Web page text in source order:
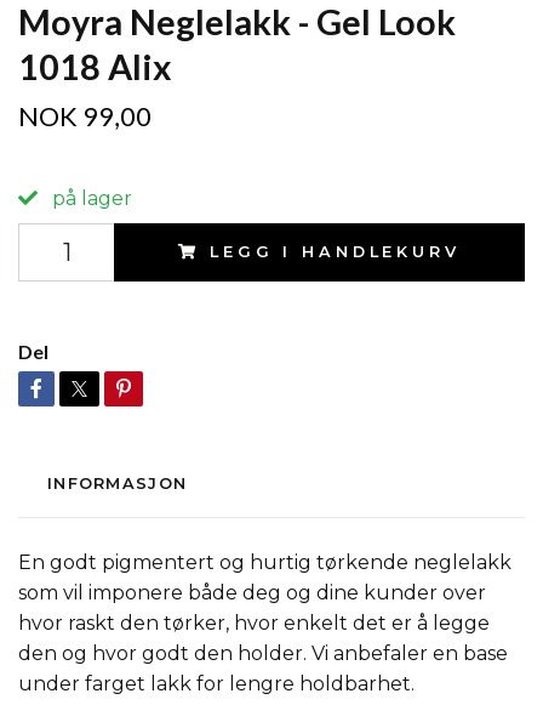
Moyra Neglelakk - Gel Look
1018 Alix
NOK 99,00
på lager
LEGG I HANDLEKURV
Del
INFORMASJON
En godt pigmentert og hurtig tørkende neglelakk
som vil imponere både deg og dine kunder over
hvor raskt den tørker, hvor enkelt det er å legge
den og hvor godt den holder. Vi anbefaler en base
under farget lakk for lengre holdbarhet.